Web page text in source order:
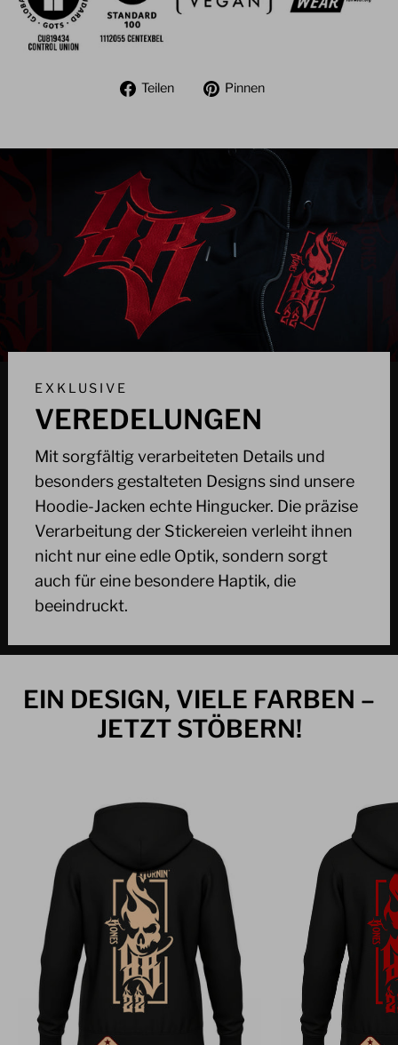
Teilen
Auf
Pinnen
EXKLUSIVE
VEREDELUNGEN
Mit sorgfältig verarbeiteten Details und
besonders gestalteten Designs sind unsere
Hoodie-Jacken echte Hingucker. Die präzise
Verarbeitung der Stickereien verleiht ihnen
nicht nur eine edle Optik, sondern sorgt
auch für eine besondere Haptik, die
beeindruckt.
EIN DESIGN, VIELE FARBEN –
JETZT STÖBERN!